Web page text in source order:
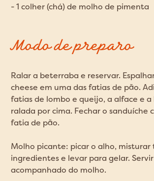
- 1 colher (chá) de molho de pimenta
Modo de preparo
Ralar a beterraba e reservar.
cheese em uma das fatias de pão.
fatias de lombo e queijo, a alface e
ralada por cima. Fechar o sanduíche
fatia de pão.
Molho picante: picar o alho, misturar
ingredientes e levar para gelar.
acompanhado do molho.